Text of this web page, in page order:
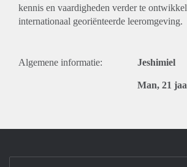
kennis en vaardigheden verder te
internationaal georiënteerde leeromgeving.
Algemene informatie: Jeshimiel
Man, 21